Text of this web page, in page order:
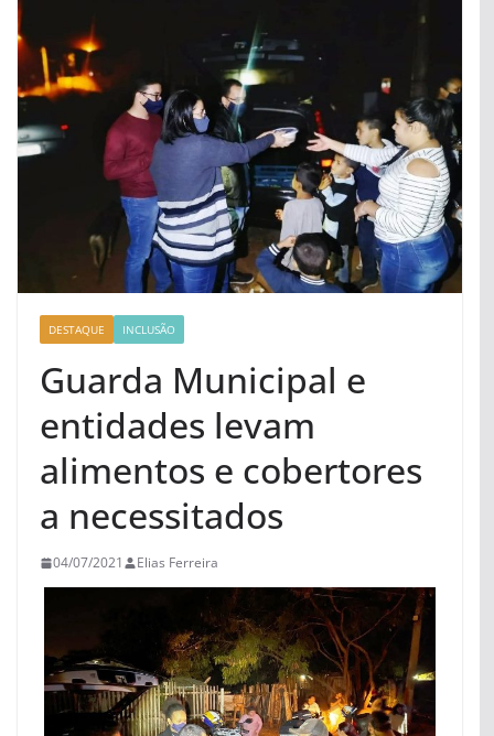
DESTAQUE INCLUSÃO
Guarda Municipal e
entidades levam
alimentos e cobertores
a necessitados
04/07/2021 Elias Ferreira